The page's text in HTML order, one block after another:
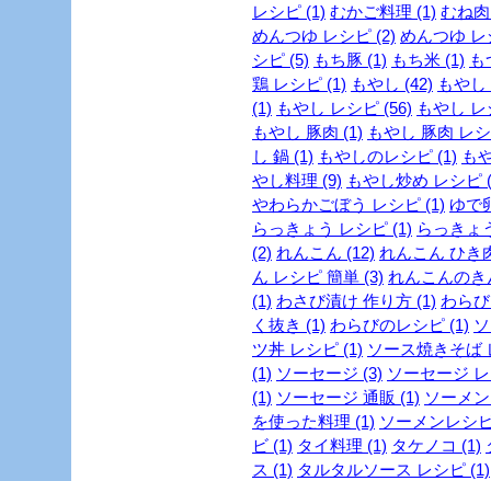
レシピ (1) むかご料理 (1) むね
めんつゆ レシピ (2) めんつゆ
シピ (5) もち豚 (1) もち米 (1) も
鶏 レシピ (1) もやし (42) もや
(1) もやし レシピ (56) もやし
もやし 豚肉 (1) もやし 豚肉 レ
し 鍋 (1) もやしのレシピ (1) も
やし料理 (9) もやし炒め レシピ
やわらかごぼう レシピ (1) ゆで
らっきょう レシピ (1) らっきょ
(2) れんこん (12) れんこん ひき
ん レシピ 簡単 (3) れんこんの
(1) わさび漬け 作り方 (1) わら
く抜き (1) わらびのレシピ (1)
ツ丼 レシピ (1) ソース焼きそば
(1) ソーセージ (3) ソーセージ
(1) ソーセージ 通販 (1) ソーメ
を使った料理 (1) ソーメンレシ
ビ (1) タイ料理 (1) タケノコ (1)
ス (1) タルタルソース レシピ (1)